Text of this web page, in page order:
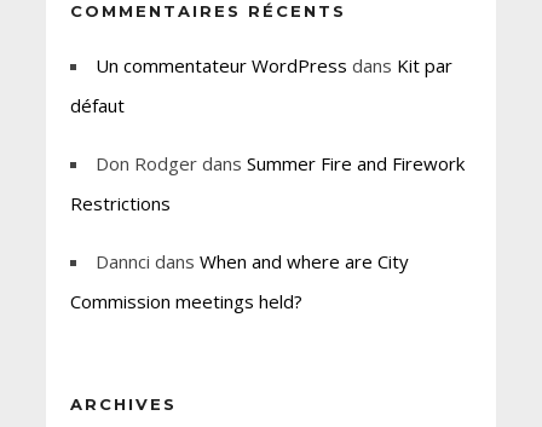
COMMENTAIRES RÉCENTS
Un commentateur WordPress dans Kit par
défaut
Don Rodgerdans Summer Fire and Firework
Restrictions
Dannci dans When and where are City
Commission meetings held?
ARCHIVES